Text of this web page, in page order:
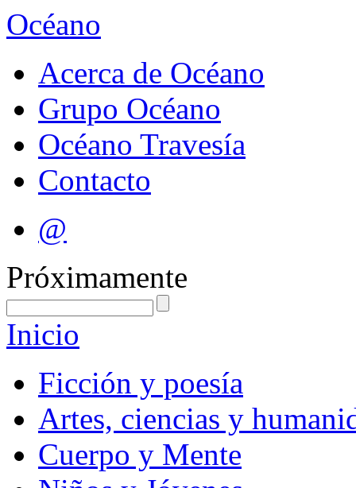
Océano
Acerca de Océano
Grupo Océano
Océano Travesía
Contacto
@
Próximamente
Inicio
Ficción y poesía
Artes, ciencias y
Cuerpo y Mente